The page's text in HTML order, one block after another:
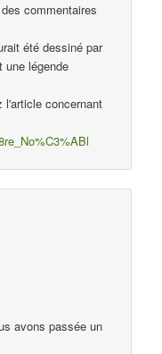
commentaires
été dessiné par
une légende
l'article concernant
avons passée un